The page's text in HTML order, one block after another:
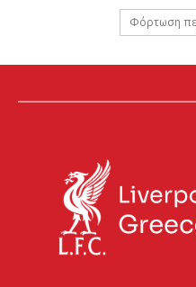
Φόρτωση